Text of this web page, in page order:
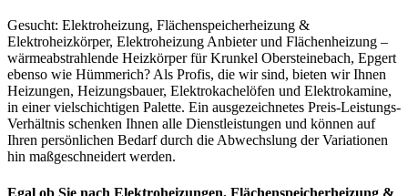
Gesucht: Elektroheizung, Flächenspeicherheizung &
Elektroheizkörper, Elektroheizung Anbieter und Flächenheizung –
wärmeabstrahlende Heizkörper für Krunkel Obersteinebach, Epgert
ebenso wie Hümmerich? Als Profis, die wir sind, bieten wir Ihnen
Heizungen, Heizungsbauer, Elektrokachelöfen und Elektrokamine,
in einer vielschichtigen Palette. Ein ausgezeichnetes Preis-Leistungs-
Verhältnis schenken Ihnen alle Dienstleistungen und können auf
Ihren persönlichen Bedarf durch die Abwechslung der Variationen
hin maßgeschneidert werden.
Egal ob Sie nach Elektroheizungen, Flächenspeicherheizung &